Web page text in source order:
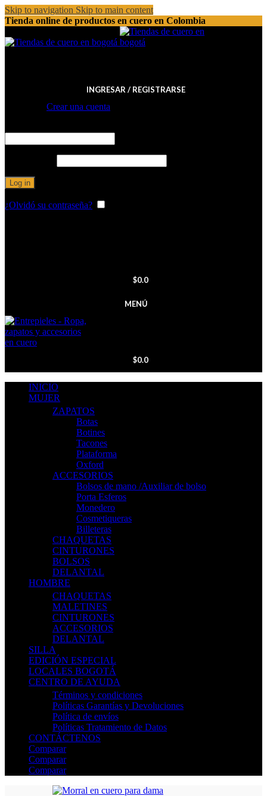
Skip to navigation Skip to main content
Tienda online de productos en cuero en Colombia
INGRESAR / REGISTRARSE
Crear una cuenta
Log in
¿Olvidó su contraseña?
$0.0
MENÚ
$0.0
INICIO
MUJER
ZAPATOS
Botas
Botines
Tacones
Plataforma
Oxford
ACCESORIOS
Bolsos de mano /Auxiliar de bolso
Porta Esferos
Monedero
Cosmetiqueras
Billeteras
CHAQUETAS
CINTURONES
BOLSOS
DELANTAL
HOMBRE
CHAQUETAS
MALETINES
CINTURONES
ACCESORIOS
DELANTAL
SILLA
EDICIÓN ESPECIAL
LOCALES BOGOTÁ
CENTRO DE AYUDA
Términos y condiciones
Políticas Garantías y Devoluciones
Política de envíos
Políticas Tratamiento de Datos
CONTÁCTENOS
Comparar
Comparar
Comparar